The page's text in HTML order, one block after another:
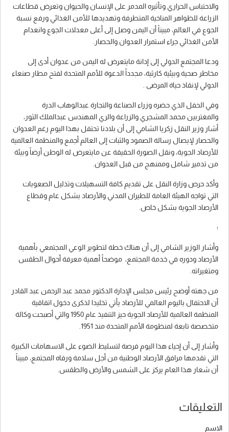
والاحتباس الحراري وتأثيره المدمر على الإنسان والحيوان وتعرض قطاعات
الزراعة للظواهر المناخية المتطرفة وتهديدها للأمن الغذائي ورفع نسبة
الجوع في العالم، مبيناً أن اليمن وصل إلى أعلى معدلات الجوع وانعدام
الأمن الغذائي جراء استمرار العدوان والحصار.
ودعا المجتمع الدولي إلى إدانة مايتعرض له اليمن من عدوان أدى إلى
مخاطر صحية وبيئية كارثية، مجدداً الدعوة للأمم المتحدة لفتح مطار صنعاء
الدولي لإنقاذ حياة المرضى .
وفي الحفل الذي حضره وزراء الصناعة والتجارة عبدالوهاب الدرة
والمغتربين محمد المشجري والزراعة والري المهندس عبدالملك الثور،
أشار وزير النقل زكريا الشامي إلى أن بلادنا تحتفل بهذا اليوم رغم العدوان
والحصار لإيصال رسالة الصمود والثبات إلى العالم أجمع والمنظمة العالمية
للأرصاد الجوية، ونقل الصورة الحقيقة عن مايتعرض له الوطن أرضاً وبيئة
من تدمير شامل وممنهج من قبل العدوان.
وأكد حرص وزارة النقل على تقديم كافة التسهيلات وتذليل الصعوبات
التي تواجه الهيئة العامة للطيران المدني والأرصاد بشكل عام وقطاع
الأرصاد الجوية بشكل خاص.
؛
وأشار الوزير الشامي إلى أن هناك خطة لتطوير الوعي المجتمعي بأهمية
الأرصاد ودوره في خدمة المجتمع، موضحاً أهمية معرفة أحوال الطقس
ومتغيراته.
من جهته أوضح رئيس مجلس الإدارة الدكتور محمد عبد الرحمن عبد القادر
أن الاحتفال باليوم العالمي للأرصاد يأتي تخليدا لذكرى دخول اتفاقية
المنظمة العالمية للأرصاد الجوية حيز التنفيذ عام 1950 والتي أصبحت وكالة
متخصصة تابعة لمنظومة الأمم المتحدة منذ 1951.
وأشار إلى أن إحياء هذا اليوم فرصة لتسليط الضوء على الاسهامات الكبيرة
التي تقدمها مرافق الأرصاد الوطنية من أجل سلامة ورفاه المجتمع، مبيناً
أن شعار هذا العام يركز على الشمس والأرض والطقس.
التعليقات
الاسم